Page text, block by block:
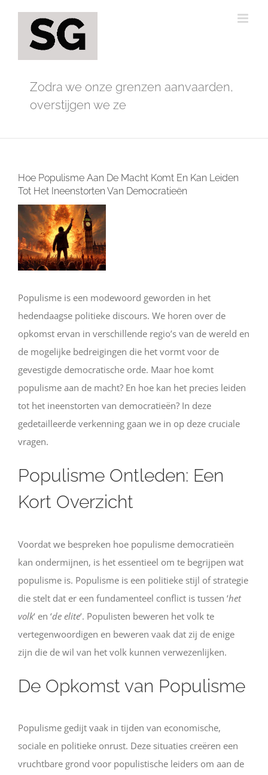
Zodra we onze grenzen aanvaarden,
overstijgen we ze
Hoe Populisme Aan De Macht Komt En Kan Leiden
Tot Het Ineenstorten Van Democratieën
Bekijk
grotere
afbeelding
Populisme is een modewoord geworden in het
hedendaagse politieke discours. We horen over de
opkomst ervan in verschillende regio’s van de wereld en
de mogelijke bedreigingen die het vormt voor de
gevestigde democratische orde. Maar hoe komt
populisme aan de macht? En hoe kan het precies leiden
tot het ineenstorten van democratieën? In deze
gedetailleerde verkenning gaan we in op deze cruciale
vragen.
Populisme Ontleden: Een
Kort Overzicht
Voordat we bespreken hoe populisme democratieën
kan ondermijnen, is het essentieel om te begrijpen wat
populisme is. Populisme is een politieke stijl of strategie
die stelt dat er een fundamenteel conflict is tussen ‘het
volk‘ en ‘de elite‘. Populisten beweren het volk te
vertegenwoordigen en beweren vaak dat zij de enige
zijn die de wil van het volk kunnen verwezenlijken.
De Opkomst van Populisme
Populisme gedijt vaak in tijden van economische,
sociale en politieke onrust. Deze situaties creëren een
vruchtbare grond voor populistische leiders om aan de